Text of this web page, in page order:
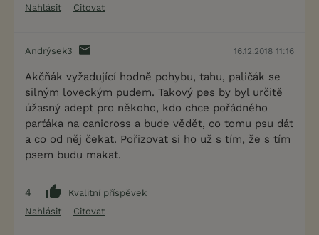
Nahlásit
Citovat
Andrýsek3 16.12.2018 11:16
Akčňák vyžadující hodně pohybu, tahu, paličák se
silným loveckým pudem. Takový pes by byl určitě
úžasný adept pro někoho, kdo chce pořádného
parťáka na canicross a bude vědět, co tomu psu dát
a co od něj čekat. Pořizovat si ho už s tím, že s tím
psem budu makat.
4
Kvalitní příspěvek
Nahlásit
Citovat